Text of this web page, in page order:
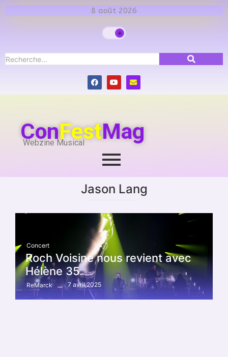
8 août 2026
ConFestMag
Webzine Musical
Jason Lang
Concert
Roch Voisine nous revient avec
Hélène 35.
ReMarck 7 avril 2025